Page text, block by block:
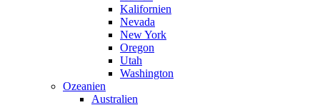
Kalifornien
Nevada
New York
Oregon
Utah
Washington
Ozeanien
Australien